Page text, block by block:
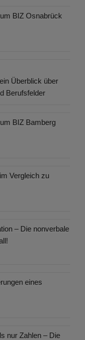
BIZ Osnabrück
Überblick über
Berufsfelder
BIZ Bamberg
Vergleich zu
– Die nonverbale
eines
nur Zahlen – Die